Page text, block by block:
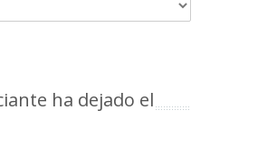
ha dejado el